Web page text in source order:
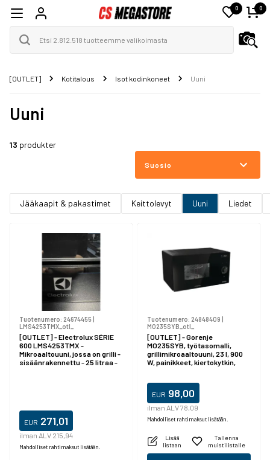
0 0
[OUTLET] Kotitalous Isot kodinkoneet Uuni
Uuni
13 produkter
Suosio
Jääkaapit & pakastimet Keittolevyt Uuni Liedet
Tuotenumero: 24674455|
LMS4253TMX_otl_
[OUTLET] - Electrolux SÉRIE
600 LMS4253TMX -
Mikroaaltouuni, jossa on grilli -
sisäänrakennettu - 25 litraa -
EUR 271,01
ilman ALV 215,94
Mahdolliset rahtimaksut lisätään.
Tuotenumero: 24848409 |
MO235SYB_otl_
[OUTLET] - Gorenje
MO235SYB, työtasomalli,
grillimikroaaltouuni, 23 l, 900
W, painikkeet, kiertokytkin,
EUR 98,00
ilman ALV 78,09
Mahdolliset rahtimaksut lisätään.
Lisää
listaan
Tallenna
muistilistalle